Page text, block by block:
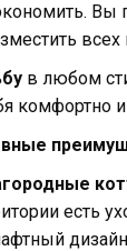
в любом
есть